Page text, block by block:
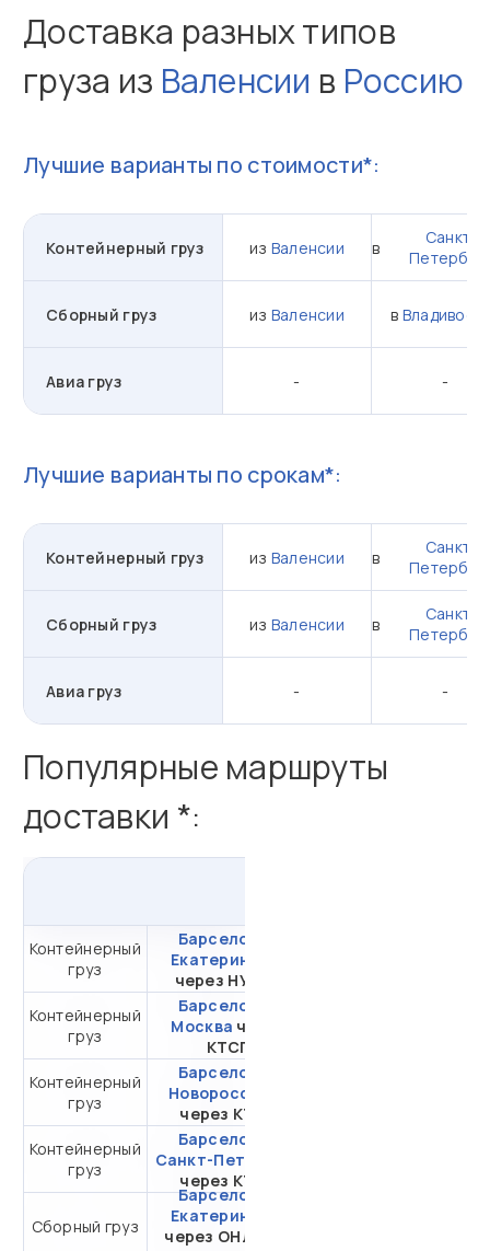
Доставка разных типов
груза из Валенсии в Россию
Лучшие варианты по стоимости*:
Контейнерный груз из Валенсии в
Санкт-
Сборный груз из Валенсии в
Авиа груз - -
Лучшие варианты по срокам*:
Контейнерный груз из Валенсии в
Санкт-
Сборный груз из Валенсии в
Санкт-
Авиа груз - -
Популярные маршруты
доставки *:
Контейнерный
груз
Барселона -
Екатеринбург
через НУТЭП
Контейнерный
груз
Барселона -
Москва через
КТСП
Контейнерный
груз
Барселона -
Новороссийск
через КТСП
Контейнерный
груз
Барселона -
Санкт-Петербург
через КТСП
Сборный груз
Барселона -
Екатеринбург
через ОНЛ-РКЛ